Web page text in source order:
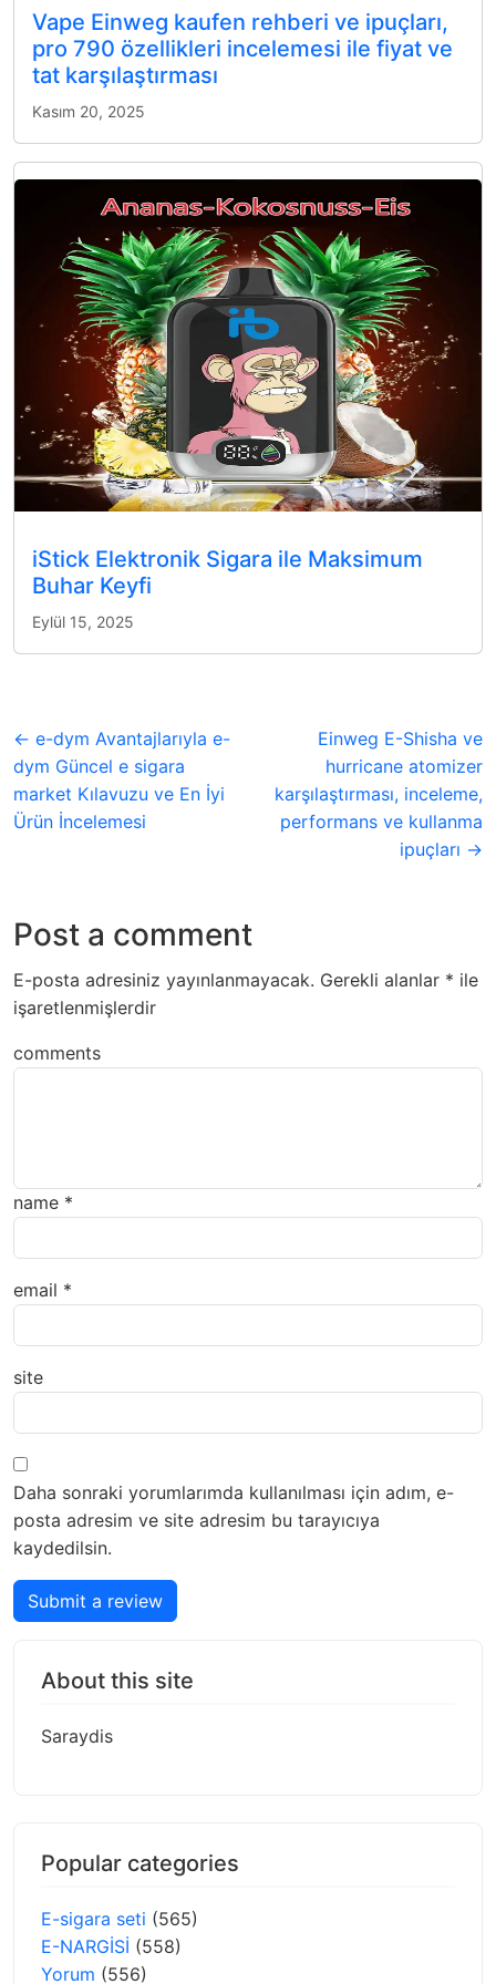
Vape Einweg kaufen rehberi ve ipuçları,
pro 790 özellikleri incelemesi ile fiyat ve
tat karşılaştırması
Kasım 20, 2025
iStick Elektronik Sigara ile Maksimum
Buhar Keyfi
Eylül 15, 2025
← e-dym Avantajlarıyla e-
dym Güncel e sigara
market Kılavuzu ve En İyi
Ürün İncelemesi
Einweg E-Shisha ve
hurricane atomizer
karşılaştırması, inceleme,
performans ve kullanma
ipuçları →
Post a comment
E-posta adresiniz yayınlanmayacak. Gerekli alanlar * ile
işaretlenmişlerdir
comments
name *
email *
site
Daha sonraki yorumlarımda kullanılması için adım, e-
posta adresim ve site adresim bu tarayıcıya
kaydedilsin.
Submit a review
About this site
Saraydis
Popular categories
E-sigara seti (565)
E-NARGİSİ (558)
Yorum (556)